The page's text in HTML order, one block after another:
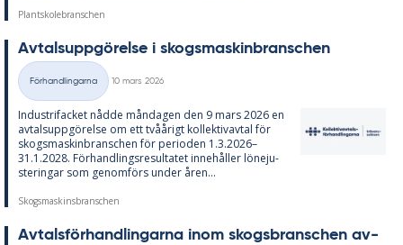
Plantskolebranschen
Av­tals­upp­gö­rel­se i skogs­ma­skin­branschen
Kategorier
Förhandlingarna
10 mars 2026
In­du­stri­fac­ket nåd­de mån­da­gen den 9 mars 2026 en
av­tals­upp­gö­rel­se om ett tvåå­ri­gt kol­lek­tivav­tal för
skogs­ma­skin­branschen för pe­ri­o­den 1.3.2026–
31.1.2028. För­hand­lings­re­sul­ta­tet in­ne­hål­ler lö­ne­ju­
ste­ring­ar som ge­nom­förs un­der åren...
Skogsmaskinsbranschen
Av­tals­för­hand­ling­ar­na inom skogs­branschen av­